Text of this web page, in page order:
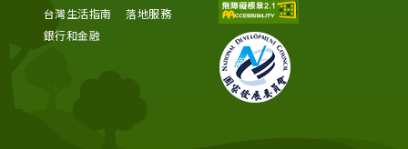
台灣生活指南
落地服務
銀行和金融